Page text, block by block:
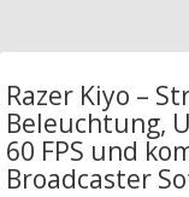
Razer Kiyo –
Beleuchtung,
60 FPS und
Broadcaster